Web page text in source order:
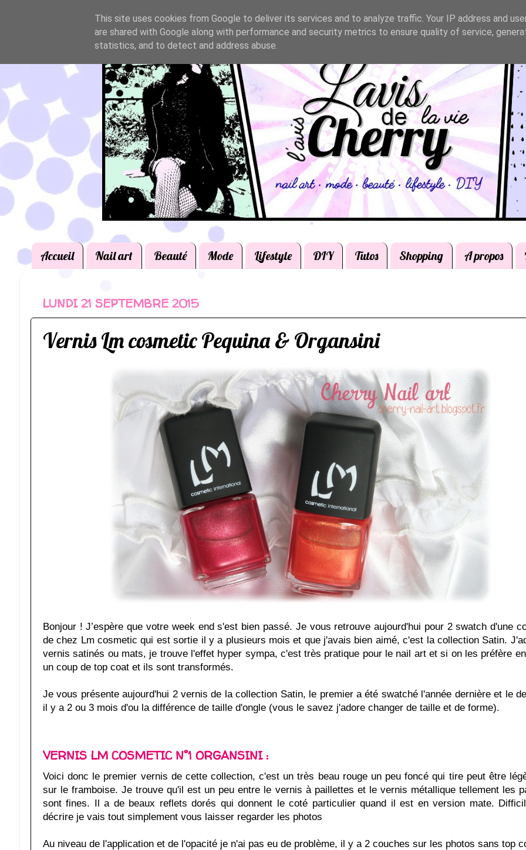
Accueil Nail art Beauté Mode Lifestyle DIY Tutos Shopping A propos
LUNDI 21 SEPTEMBRE 2015
Vernis Lm cosmetic Pequina & Organsini
Bonjour ! J’espère que votre week end s'est bien passé. Je vous retrouve aujourd'hui pour 2 swatch d'une
de chez Lm cosmetic qui est sortie il y a plusieurs mois et que j'avais bien aimé, c'est la collection Satin.
vernis satinés ou mats, je trouve l'effet hyper sympa, c'est très pratique pour le nail art et si on les préfère
un coup de top coat et ils sont transformés.
Je vous présente aujourd'hui 2 vernis de la collection Satin, le premier a été swatché l'année dernière et le
il y a 2 ou 3 mois d'ou la différence de taille d'ongle (vous le savez j'adore changer de taille et de forme).
VERNIS LM COSMETIC N°1 ORGANSINI :
Voici donc le premier vernis de cette collection, c'est un très beau rouge un peu foncé qui tire peut être
sur le framboise. Je trouve qu'il est un peu entre le vernis à paillettes et le vernis métallique tellement les
sont fines. Il a de beaux reflets dorés qui donnent le coté particulier quand il est en version mate.
décrire je vais tout simplement vous laisser regarder les photos
Au niveau de l'application et de l'opacité je n'ai pas eu de problème, il y a 2 couches sur les photos sans top
This site uses cookies from Google to deliver its services and to analyze traffic. Your IP address and
are shared with Google along with performance and security metrics to ensure quality of service,
statistics, and to detect and address abuse.